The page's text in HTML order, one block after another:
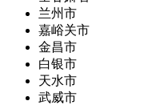
兰州市
嘉峪关市
金昌市
白银市
天水市
武威市